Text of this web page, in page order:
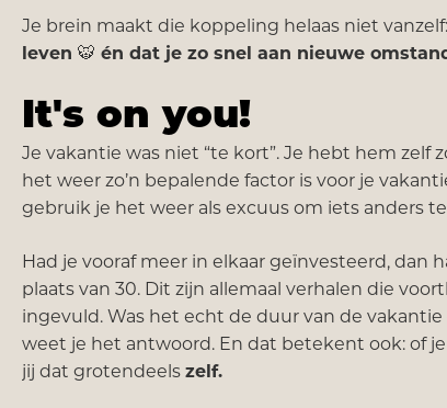
Je brein maakt die koppeling helaas niet vanzelf:
leven 🐯 én dat je zo snel aan nieuwe
It's on you!
Je vakantie was niet “te kort”. Je hebt hem zelf
het weer zo’n bepalende factor is voor je
gebruik je het weer als excuus om iets anders
Had je vooraf meer in elkaar geïnvesteerd, dan
plaats van 30. Dit zijn allemaal verhalen die
ingevuld. Was het echt de duur van de
weet je het antwoord. En dat betekent ook: of
jij dat grotendeels zelf.